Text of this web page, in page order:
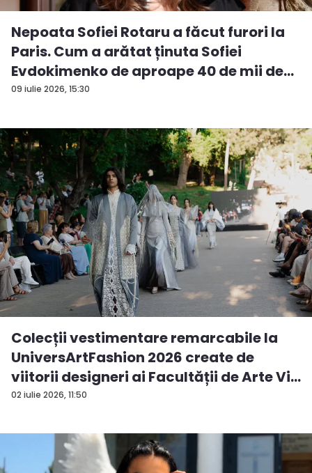
09 iulie 2026, 15:30
Nepoata Sofiei Rotaru a făcut furori la
Paris. Cum a arătat ținuta Sofiei
Evdokimenko de aproape 40 de mii de
e...
02 iulie 2026, 11:50
Colecții vestimentare remarcabile la
UniversArtFashion 2026 create de
viitorii designeri ai Facultății de Arte Vi...